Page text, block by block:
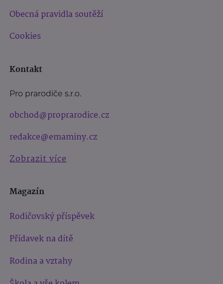
Obecná pravidla soutěží
Cookies
Kontakt
Pro prarodiče s.r.o.
obchod@proprarodice.cz
redakce@emaminy.cz
Zobrazit více
Magazín
Rodičovský příspěvek
Přídavek na dítě
Rodina a vztahy